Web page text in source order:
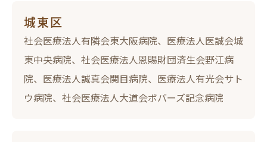
城東区
社会医療法人有隣会東大阪病院、医療法人医誠会城
東中央病院、社会医療法人恩賜財団済生会野江病
院、医療法人誠真会関目病院、医療法人有光会サト
ウ病院、社会医療法人大道会ボバーズ記念病院